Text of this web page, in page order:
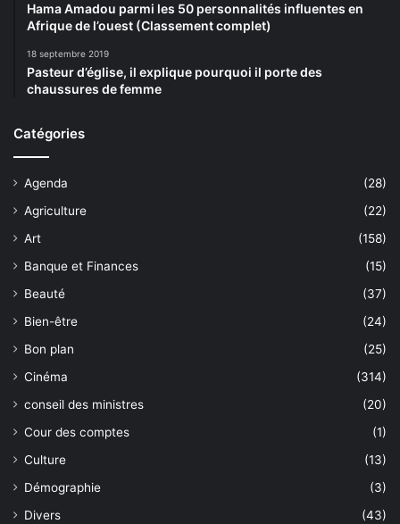
Hama Amadou parmi les 50 personnalités influentes en
Afrique de l’ouest (Classement complet)
18 septembre 2019
Pasteur d’église, il explique pourquoi il porte des
chaussures de femme
Catégories
Agenda
(28)
Agriculture
(22)
Art
(158)
Banque et Finances
(15)
Beauté
(37)
Bien-être
(24)
Bon plan
(25)
Cinéma
(314)
conseil des ministres
(20)
Cour des comptes
(1)
Culture
(13)
Démographie
(3)
Divers
(43)